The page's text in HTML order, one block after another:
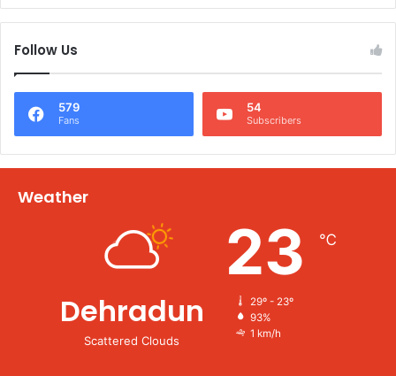
Follow Us
579
Fans
54
Subscribers
Weather
Dehradun
Scattered Clouds
23 ℃
29º - 23º
93%
1 km/h